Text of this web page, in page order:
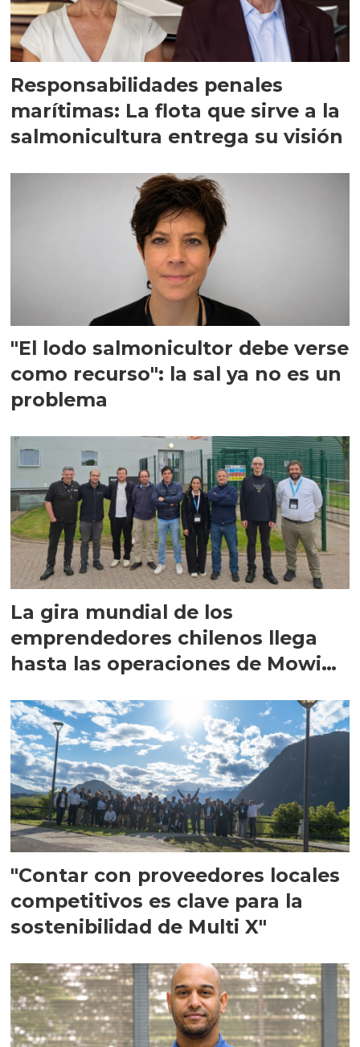
Responsabilidades penales
marítimas: La flota que sirve a la
salmonicultura entrega su visión
"El lodo salmonicultor debe verse
como recurso": la sal ya no es un
problema
La gira mundial de los
emprendedores chilenos llega
hasta las operaciones de Mowi
"Contar con proveedores locales
competitivos es clave para la
sostenibilidad de Multi X"